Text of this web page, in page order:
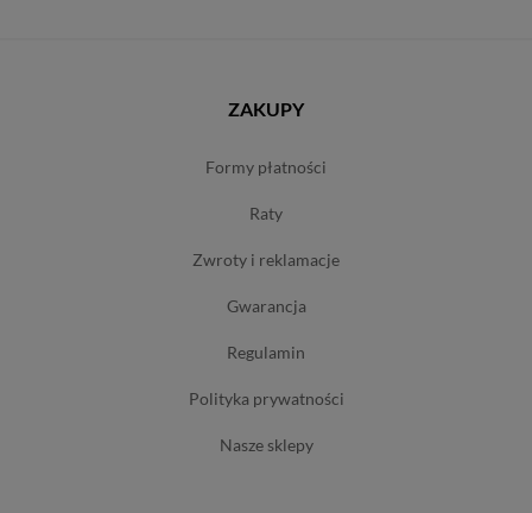
ZAKUPY
formy płatności
raty
zwroty i reklamacje
gwarancja
regulamin
polityka prywatności
nasze sklepy